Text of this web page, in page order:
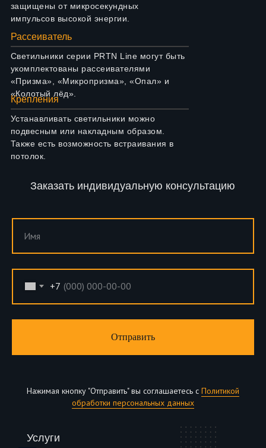
защищены от микросекундных
импульсов высокой энергии.
Рассеиватель
Светильники серии PRTN Line могут быть
укомплектованы рассеивателями
«Призма», «Микропризма», «Опал» и
«Колотый лёд».
Крепления
Устанавливать светильники можно
подвесным или накладным образом.
Также есть возможность встраивания в
потолок.
Заказать индивидуальную консультацию
Имя
+7
Отправить
Нажимая кнопку "Отправить" вы соглашаетесь с Политикой
обработки персональных данных
Услуги